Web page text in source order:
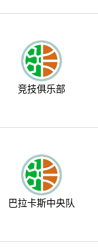
竞技俱乐部
巴拉卡斯中央队